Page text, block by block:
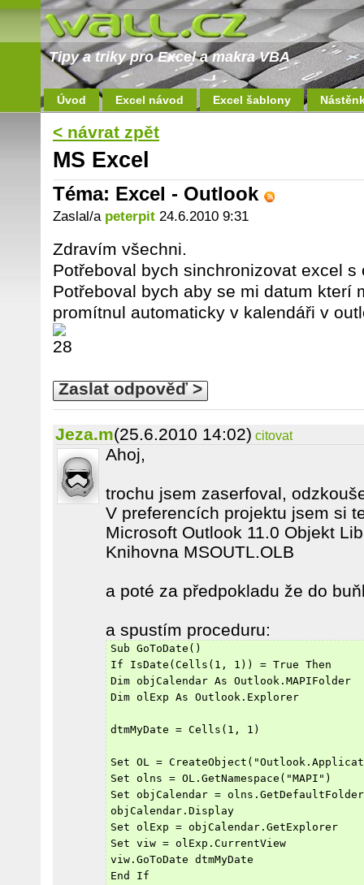
Tipy a triky pro Excel a makra VBA
Úvod Excel návod Excel šablony
< návrat zpět
MS Excel
Téma: Excel - Outlook
Zaslal/a peterpit 24.6.2010 9:31
Zdravím všechni.
Potřeboval bych sinchronizovat excel s
Potřeboval bych aby se mi datum kterí
promítnul automaticky v kalendáři v
Zaslat odpověď >
Jeza.m(25.6.2010 14:02) citovat
Ahoj,
trochu jsem zaserfoval,
V preferencích projektu jsem si
Microsoft Outlook 11.0 Objekt
Knihovna MSOUTL.OLB
a poté za předpokladu že do
a spustím proceduru:
Sub GoToDate()
If IsDate(Cells(1, 1)) = True Then
Dim objCalendar As Outlook.MAPIFolder
Dim olExp As Outlook.Explorer
dtmMyDate = Cells(1, 1)
Set OL =
Set olns = OL.GetNamespace("MAPI")
Set objCalendar =
objCalendar.Display
Set olExp = objCalendar.GetExplorer
Set viw = olExp.CurrentView
viw.GoToDate dtmMyDate
End If